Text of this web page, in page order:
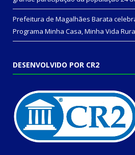
Prefeitura de Magalhães Barata
Programa Minha Casa, Minha Vida
DESENVOLVIDO POR CR2